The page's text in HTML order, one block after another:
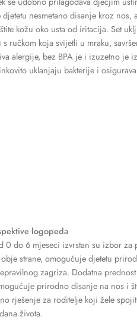
nesmetano disanje kroz nos,
kožu oko usta od iritacija. Set
ručkom koja svijetli u mraku,
alergije, bez BPA je i izuzetno je
uklanjaju bakterije i
logopeda
0 do 6 mjeseci izvrstan su izbor za
strane, omogućuje djetetu
zagriza. Dodatna
prirodno disanje na nos i
rješenje za roditelje koji žele
života.